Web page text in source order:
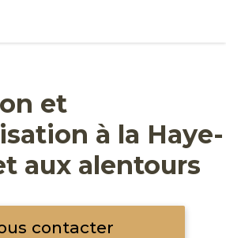
et
à la Haye-
aux alentours
contacter